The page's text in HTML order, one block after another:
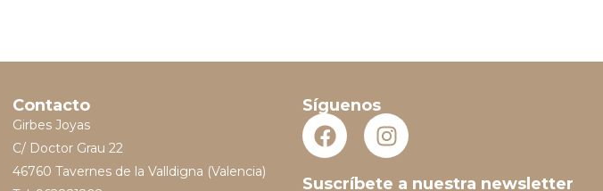
Contacto
Girbes Joyas
C/ Doctor Grau 22
46760 Tavernes de la Valldigna (Valencia)
Síguenos
Suscríbete a nuestra newsletter